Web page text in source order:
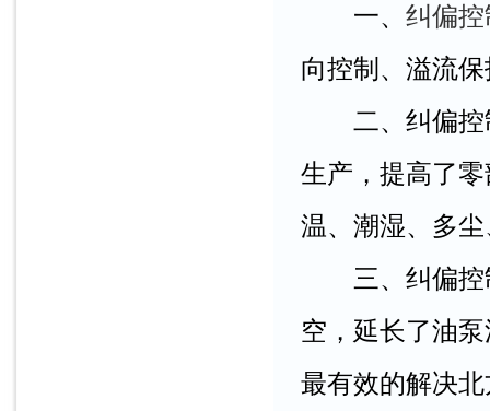
一、 纠偏
向控制、溢流
二、纠偏控
生产，提高了
温、潮湿、多
三、纠偏控
空，延长了油
最有效的解决